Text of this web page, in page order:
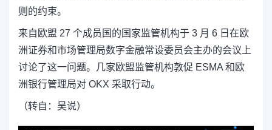
则的约束。
来自欧盟 27 个成员国的国家监管机构于 3 月 6 日在欧
洲证券和市场管理局数字金融常设委员会主办的会议上
讨论了这一问题。几家欧盟监管机构敦促 ESMA 和欧
洲银行管理局对 OKX 采取行动。
（转自：吴说）